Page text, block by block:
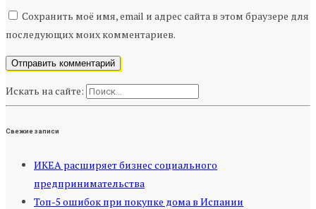
Сохранить моё имя, email и адрес сайта в этом браузере для
последующих моих комментариев.
Искать на сайте:
Свежие записи
ИКЕА расширяет бизнес социального
предпринимательства
Топ-5 ошибок при покупке дома в Испании